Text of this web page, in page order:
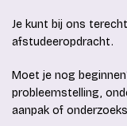
Je kunt bij ons
afstudeeropdracht.
Moet je nog
probleemstelling,
aanpak of